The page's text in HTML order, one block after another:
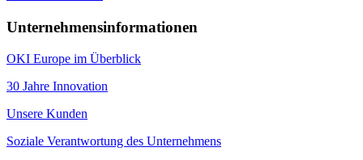
Unternehmensinformationen
OKI Europe im Überblick
30 Jahre Innovation
Unsere Kunden
Soziale Verantwortung des Unternehmens